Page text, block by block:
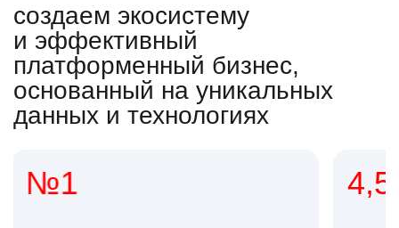
создаем экосистему
и эффективный
платформенный бизнес,
основанный на уникальных
данных и технологиях
4,5